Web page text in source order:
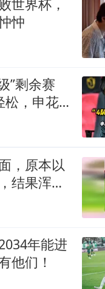
世界杯，
忡
”剩余赛
松，申花
，原本以
结果浑身
年能进
他们！